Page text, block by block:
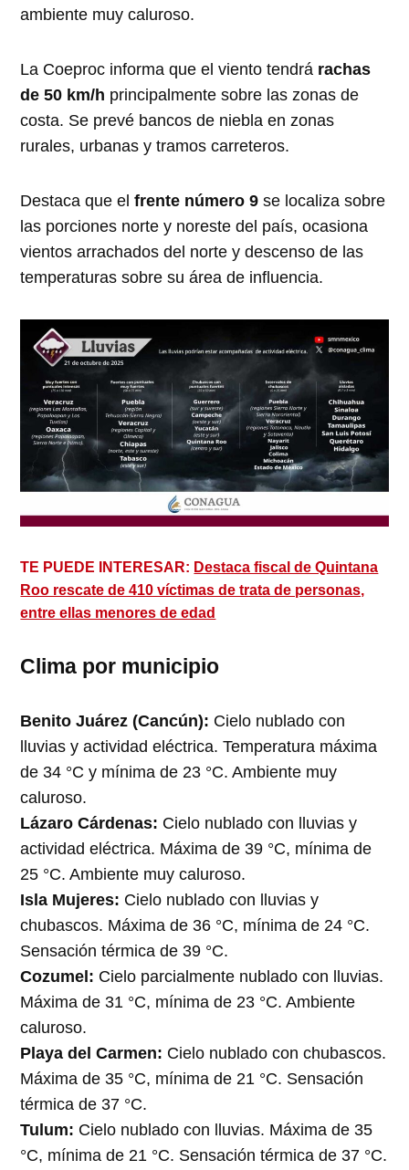
ambiente muy caluroso.
La Coeproc informa que el viento tendrá rachas
de 50 km/h principalmente sobre las zonas de
costa. Se prevé bancos de niebla en zonas
rurales, urbanas y tramos carreteros.
Destaca que el frente número 9 se localiza sobre
las porciones norte y noreste del país, ocasiona
vientos arrachados del norte y descenso de las
temperaturas sobre su área de influencia.
TE PUEDE INTERESAR: Destaca fiscal de Quintana
Roo rescate de 410 víctimas de trata de personas,
entre ellas menores de edad
Clima por municipio
Benito Juárez (Cancún): Cielo nublado con
lluvias y actividad eléctrica. Temperatura máxima
de 34 °C y mínima de 23 °C. Ambiente muy
caluroso.
Lázaro Cárdenas: Cielo nublado con lluvias y
actividad eléctrica. Máxima de 39 °C, mínima de
25 °C. Ambiente muy caluroso.
Isla Mujeres: Cielo nublado con lluvias y
chubascos. Máxima de 36 °C, mínima de 24 °C.
Sensación térmica de 39 °C.
Cozumel: Cielo parcialmente nublado con lluvias.
Máxima de 31 °C, mínima de 23 °C. Ambiente
caluroso.
Playa del Carmen: Cielo nublado con chubascos.
Máxima de 35 °C, mínima de 21 °C. Sensación
térmica de 37 °C.
Tulum: Cielo nublado con lluvias. Máxima de 35
°C, mínima de 21 °C. Sensación térmica de 37 °C.